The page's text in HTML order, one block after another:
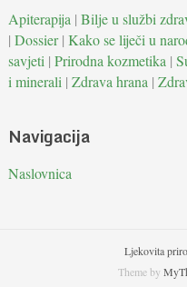
Apiterapija | Bilje u službi
| Dossier| Kako se liječi u
savjeti | Prirodna kozmetika |
i minerali | Zdrava hrana |
Navigacija
Naslovnica
Ljekovita
Theme by